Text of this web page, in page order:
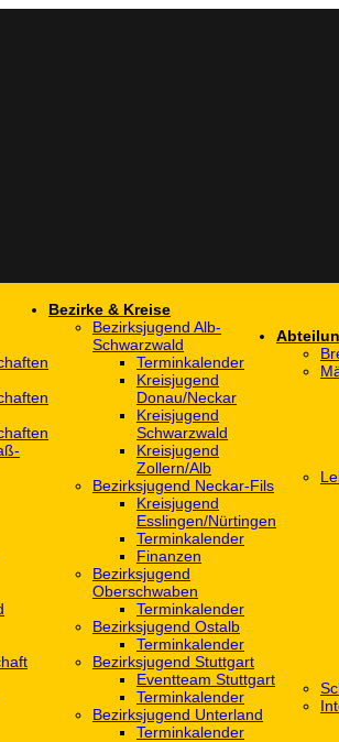
Bezirke & Kreise
Bezirksjugend Alb-
Schwarzwald
Terminkalender
Kreisjugend
Donau/Neckar
Kreisjugend
Schwarzwald
Kreisjugend
Zollern/Alb
Bezirksjugend Neckar-Fils
Kreisjugend
‎Esslingen/Nürtingen
Terminkalender
Finanzen
Bezirksjugend
Oberschwaben
Terminkalender
Bezirksjugend Ostalb
Terminkalender
Bezirksjugend Stuttgart
‎Eventteam Stuttgart
Terminkalender
Bezirksjugend Unterland
Terminkalender